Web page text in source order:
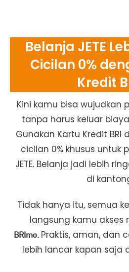
Belanja JETE
Cicilan 0%
Kredit
Kini kamu bisa wujudkan
tanpa harus keluar
Gunakan Kartu Kredit
cicilan 0% khusus untuk
JETE. Belanja jadi lebih
di
Tidak hanya itu, semua
langsung kamu akses
BRImo. Praktis, aman, dan
lebih lancar kapan saja